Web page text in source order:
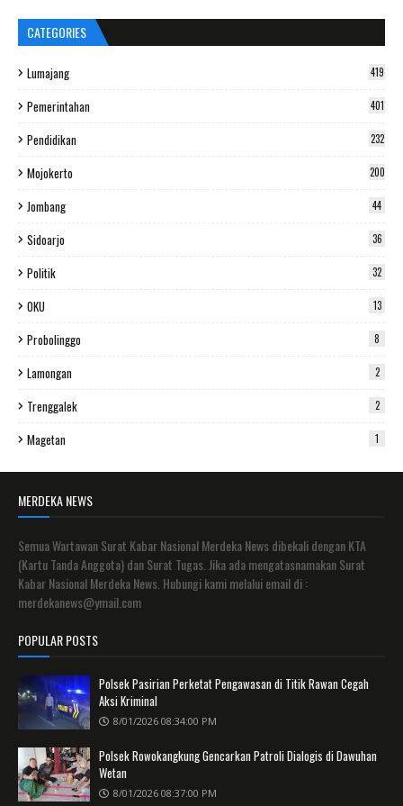
CATEGORIES
Lumajang 419
Pemerintahan 401
Pendidikan 232
Mojokerto 200
Jombang 44
Sidoarjo 36
Politik 32
OKU 13
Probolinggo 8
Lamongan 2
Trenggalek 2
Magetan 1
MERDEKA NEWS
Semua Wartawan Surat Kabar Nasional Merdeka News dibekali dengan KTA
(Kartu Tanda Anggota) dan Surat Tugas. Jika ada mengatasnamakan Surat
Kabar Nasional Merdeka News. Hubungi kami melalui email di :
merdekanews@ymail.com
POPULAR POSTS
Polsek Pasirian Perketat Pengawasan di Titik Rawan Cegah
Aksi Kriminal
8/01/2026 08:34:00 PM
Polsek Rowokangkung Gencarkan Patroli Dialogis di Dawuhan
Wetan
8/01/2026 08:37:00 PM